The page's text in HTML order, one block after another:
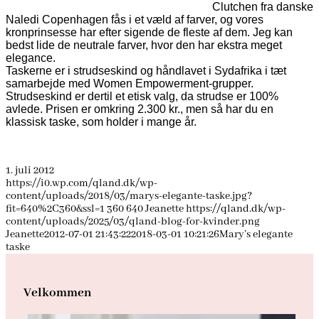
Clutchen fra danske
Naledi Copenhagen fås i et væld af farver, og vores
kronprinsesse har efter sigende de fleste af dem. Jeg kan
bedst lide de neutrale farver, hvor den har ekstra meget
elegance.
Taskerne er i strudseskind og håndlavet i Sydafrika i tæt
samarbejde med Women Empowerment-grupper.
Strudseskind er dertil et etisk valg, da strudse er 100%
avlede. Prisen er omkring 2.300 kr., men så har du en
klassisk taske, som holder i mange år.
1. juli 2012
https://i0.wp.com/qland.dk/wp-
content/uploads/2018/03/marys-elegante-taske.jpg?
fit=640%2C360&ssl=1 360640Jeanettehttps://qland.dk/wp-
content/uploads/2025/03/qland-blog-for-kvinder.png
Jeanette2012-07-01 21:43:222018-03-01 10:21:26Mary’s elegante
taske
Velkommen